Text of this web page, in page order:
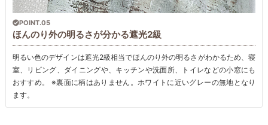
POINT.05
ほんのり外の明るさが分かる遮光2級
明るい色のデザインは遮光2級相当でほんのり外の明るさがわかるため、寝
室、リビング、ダイニングや、キッチンや洗面所、トイレなどの小窓にも
おすすめ。 ※裏面に柄はありません。ホワイトに近いグレーの無地となり
ます。